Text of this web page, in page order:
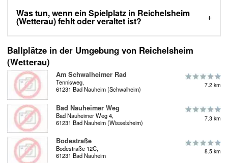
Was tun, wenn ein Spielplatz in Reichelsheim
(Wetterau) fehlt oder veraltet ist?
Ballplätze in der Umgebung von Reichelsheim
(Wetterau)
Am Schwalheimer Rad
Tennisweg,
61231 Bad Nauheim (Schwalheim)
7.2 km
Bad Nauheimer Weg
Bad Nauheimer Weg 4,
61231 Bad Nauheim (Wisselsheim)
7.3 km
Bodestraße
Bodestraße 12C,
61231 Bad Nauheim
8.5 km